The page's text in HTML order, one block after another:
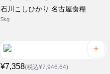
石川こしひかり 名古屋食糧
5kg
¥7,358(税込¥7,946.64)